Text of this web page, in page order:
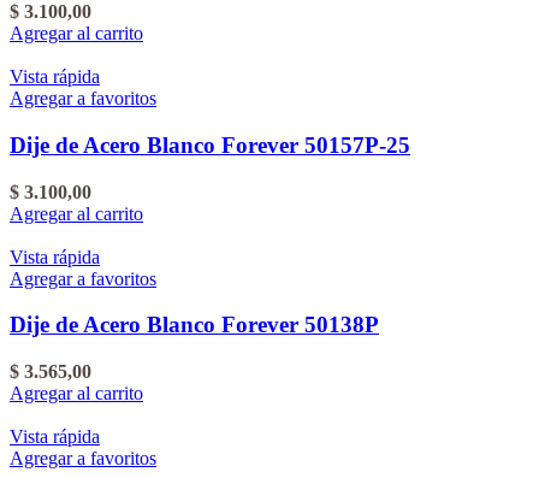
$ 3.100,00
Agregar al carrito
Vista rápida
Agregar a favoritos
Dije de Acero Blanco Forever 50157P-25
$ 3.100,00
Agregar al carrito
Vista rápida
Agregar a favoritos
Dije de Acero Blanco Forever 50138P
$ 3.565,00
Agregar al carrito
Vista rápida
Agregar a favoritos